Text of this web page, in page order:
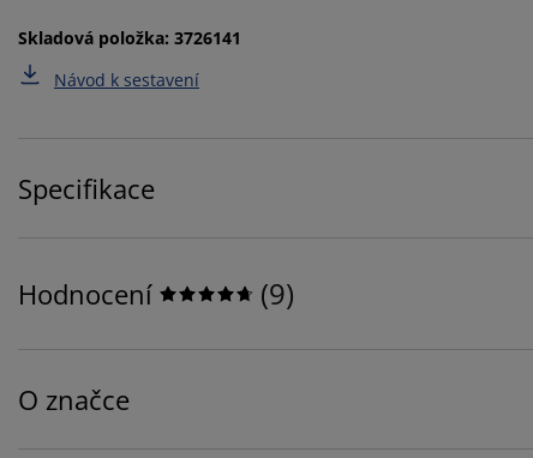
Skladová položka: 3726141
Návod k sestavení
Specifikace
Hodnocení (9)
O značce